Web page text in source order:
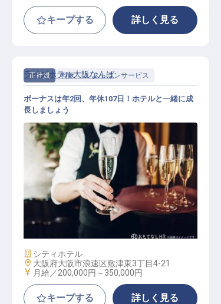
キープする 詳しく見る
正社員 料飲 レストランサービス
レストランサービス
ライズホテル大阪なんば
ボーナスは年2回、年休107日！ホテルと一緒に成
長しましょう
施設業態
シティホテル
勤務地
大阪府大阪市浪速区敷津東3丁目4-21
給与
月給／200,000円～ 350,000円
キープする 詳しく見る